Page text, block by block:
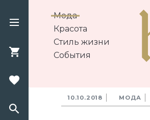
Мода
Красота
Стиль жизни
События
10.10.2018 МОДА